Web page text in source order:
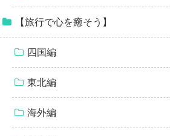
【旅行で心を癒そう】
四国編
東北編
海外編